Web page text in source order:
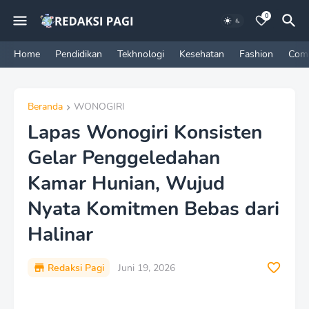
0
Home Pendidikan Tekhnologi Kesehatan Fashion
Beranda WONOGIRI
Lapas Wonogiri Konsisten
Gelar Penggeledahan
Kamar Hunian, Wujud
Nyata Komitmen Bebas dari
Halinar
Redaksi Pagi Juni 19, 2026